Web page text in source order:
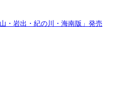
・岩出・紀の川・海南版」発売